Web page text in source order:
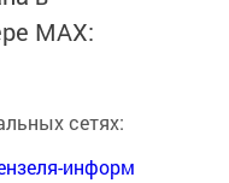
MАХ:
сетях:
информ